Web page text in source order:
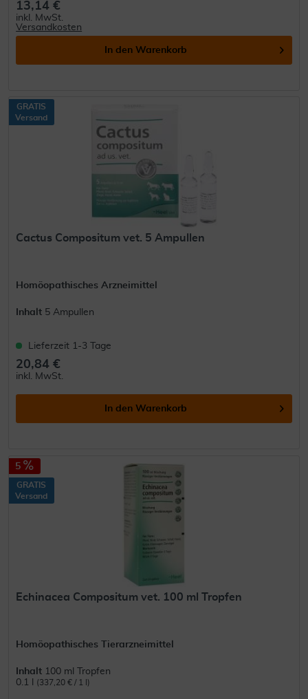
13,14 €
inkl. MwSt.
Versandkosten
In den Warenkorb
GRATIS
Versand
Cactus Compositum vet. 5 Ampullen
Homöopathisches Arzneimittel
Inhalt 5 Ampullen
Lieferzeit 1-3 Tage
20,84 €
inkl. MwSt.
In den Warenkorb
5
GRATIS
Versand
Echinacea Compositum vet. 100 ml Tropfen
Homöopathisches Tierarzneimittel
Inhalt 100 ml Tropfen
0.1 l
(337,20 € / 1 l)